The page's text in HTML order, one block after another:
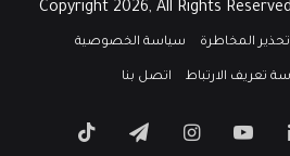
تحذير المخاطرة سياسة الخصوصية
اتصل بنا
لينكدإن ‫YouTubeانستقرامتيلقرام